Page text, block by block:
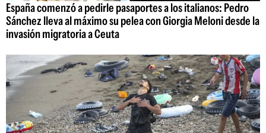
España comenzó a pedirle pasaportes a los italianos: Pedro
Sánchez lleva al máximo su pelea con Giorgia Meloni desde la
invasión migratoria a Ceuta